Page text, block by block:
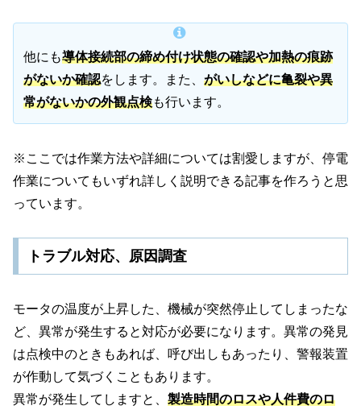
他にも導体接続部の締め付け状態の確認や加熱の痕跡
がないか確認をします。また、 がいしなどに亀裂や異
常がないかの外観点検も行います。
※ここでは作業方法や詳細については割愛しますが、停電
作業についてもいずれ詳しく説明できる記事を作ろうと思
っています。
トラブル対応、原因調査
モータの温度が上昇した、機械が突然停止してしまったな
ど、異常が発生すると対応が必要になります。異常の発見
は点検中のときもあれば、呼び出しもあったり、警報装置
が作動して気づくこともあります。
異常が発生してしますと、 製造時間のロスや人件費のロ